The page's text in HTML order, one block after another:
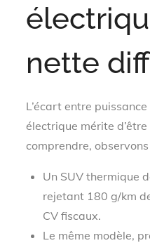
nette
L’écart entre
électrique mérite
comprendre,
Un SUV thermique
rejetant 180 g/km
CV fiscaux.
Le même modèle,